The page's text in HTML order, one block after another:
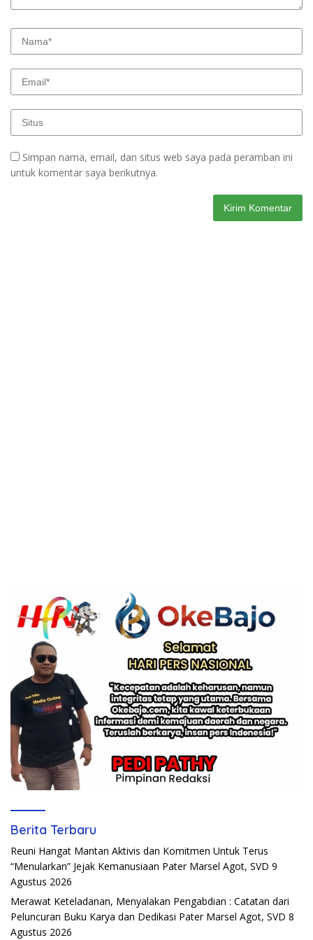
Simpan nama, email, dan situs web saya pada peramban ini
untuk komentar saya berikutnya.
Berita Terbaru
Reuni Hangat Mantan Aktivis dan Komitmen Untuk Terus
“Menularkan” Jejak Kemanusiaan Pater Marsel Agot, SVD 9
Agustus 2026
Merawat Keteladanan, Menyalakan Pengabdian : Catatan dari
Peluncuran Buku Karya dan Dedikasi Pater Marsel Agot, SVD 8
Agustus 2026